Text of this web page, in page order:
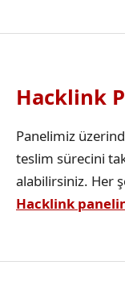
Hacklink
Panelimiz
teslim sürecini
alabilirsiniz. Her
Hacklink